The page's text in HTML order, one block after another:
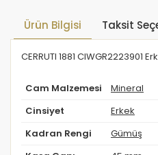
Ürün Bilgisi Taksit
CERRUTI 1881 CIWGR2223901
Cam Malzemesi Mineral
Cinsiyet Erkek
Kadran Rengi Gümüş